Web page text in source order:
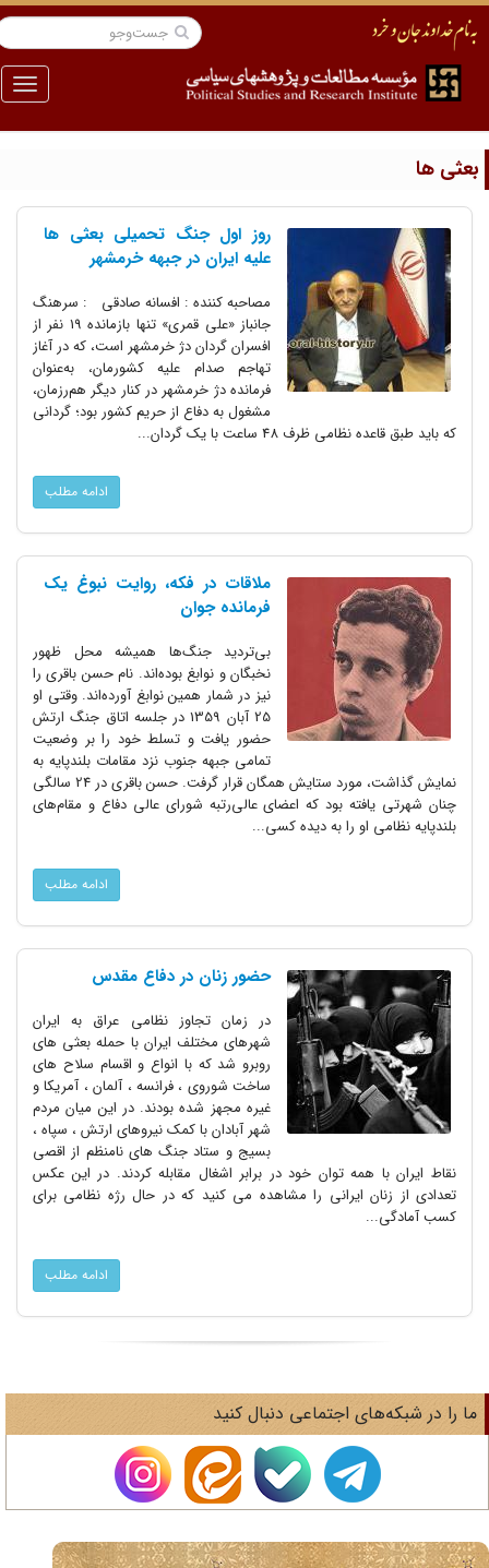
منو
ها
روز اول جنگ تحمیلی بعثی ها
علیه ایران در جبهه خرمشهر
مصاحبه کننده : افسانه صادقی : ﺳﺮﻫﻨﮓ
ﺟﺎﻧﺒﺎﺯ ‌«ﻋﻠﯽ ﻗﻤﺮﯼ‌» ﺗﻨﻬﺎ ﺑﺎﺯﻣﺎﻧﺪﻩ 19 ﻧﻔﺮ ﺍﺯ
ﺍﻓﺴﺮﺍﻥ ﮔﺮﺩﺍﻥ ﺩﮊ ﺧﺮﻣﺸﻬﺮ ﺍﺳﺖ، ﮐﻪ ﺩﺭ ﺁﻏﺎﺯ
ﺗﻬﺎﺟﻢ صدام ﻋﻠﯿﻪ ﮐﺸﻮﺭﻣﺎﻥ، ﺑﻪﻋﻨﻮﺍﻥ
ﻓﺮﻣﺎﻧﺪﻩ دژ خرمشهر ﺩﺭ ﮐﻨﺎﺭ دیگر هم‌رزمان،
ﻣﺸﻐﻮﻝ ﺑﻪ ﺩﻓﺎﻉ ﺍﺯ ﺣﺮﯾﻢ ﮐﺸﻮﺭ ﺑﻮﺩ؛ ﮔﺮﺩﺍﻧﯽ
ﮐﻪ ﺑﺎﯾﺪ ﻃﺒﻖ ﻗﺎﻋﺪﻩ ﻧﻈﺎﻣﯽ ﻇﺮﻑ 48 ﺳﺎﻋﺖ ﺑﺎ ﯾﮏ ﮔﺮﺩﺍﻥ...
ادامه مطلب
ملاقات در فکه، روایت نبوغ یک
فرمانده جوان
بی‌تردید جنگ‌ها همیشه محل ظهور
نخبگان و نوابغ بوده‌اند. نام حسن باقری را
نیز در شمار همین نوابغ آورده‌اند. وقتی او
25 آبان 1359 در جلسه اتاق جنگ ارتش
حضور یافت و تسلط خود را بر وضعیت
تمامی جبهه جنوب نزد مقامات بلند‌پایه به
نمایش گذاشت، مورد ستایش همگان قرار گرفت. حسن باقری در 24 سالگی
چنان شهرتی یافته بود که اعضای عالی‌رتبه شورای عالی دفاع و مقام‌های
بلند‌پایه نظامی او را به دیده کسی...
ادامه مطلب
حضور زنان در دفاع مقدس
در زمان تجاوز نظامی عراق به ایران
شهرهای مختلف ایران با حمله بعثی های
روبرو شد که با انواع و اقسام سلاح های
ساخت شوروی ، فرانسه ، آلمان ، آمریکا و
غیره مجهز شده بودند. در این میان مردم
شهر آبادان با کمک نیروهای ارتش ، سپاه ،
بسیج و ستاد جنگ های نامنظم از اقصی
نقاط ایران با همه توان خود در برابر اشغال مقابله کردند. در این عکس
تعدادی از زنان ایرانی را مشاهده می کنید که در حال رژه نظامی برای
کسب آمادگی...
ادامه مطلب
را در شبکه‌های اجتماعی دنبال کنید